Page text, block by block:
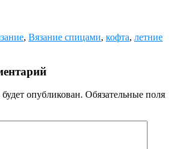
, Вязание спицами, кофта, летние
опубликован. Обязательные поля